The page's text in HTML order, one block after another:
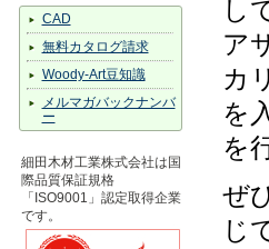
CAD
無料カタログ請求
Woody-Art豆知識
メルマガバックナンバ
ー
細田木材工業株式会社は国
際品質保証規格
「ISO9001」認定取得企業
です。
し
ア
カ
を
を
ぜ
じ